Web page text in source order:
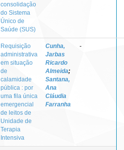
consolidação
do Sistema
Único de
Saúde (SUS)
Requisição
administrativa
em situação
de
calamidade
pública : por
uma fila única
emergencial
de leitos de
Unidade de
Terapia
Intensiva
Cunha,
Jarbas
Ricardo
Almeida;
Santana,
Ana
Cláudia
Farranha
-